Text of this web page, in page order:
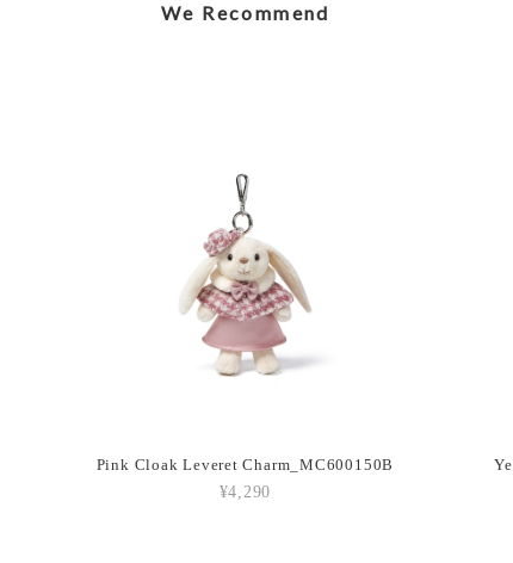
Jolly
Amuseables
Amuseable
We Recommend
Pink Cloak Leveret Charm_MC600150B
¥4,290